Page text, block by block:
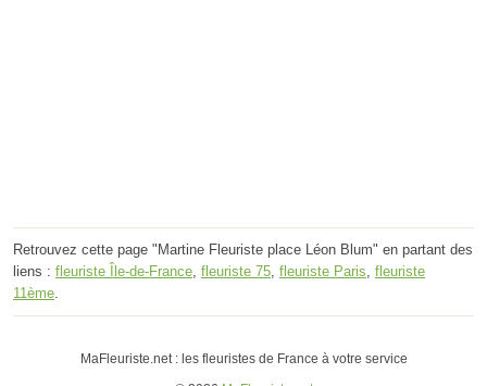
Retrouvez cette page "Martine Fleuriste place Léon Blum" en partant des
liens : fleuriste Île-de-France, fleuriste 75, fleuriste Paris, fleuriste
11ème.
MaFleuriste.net : les fleuristes de France à votre service